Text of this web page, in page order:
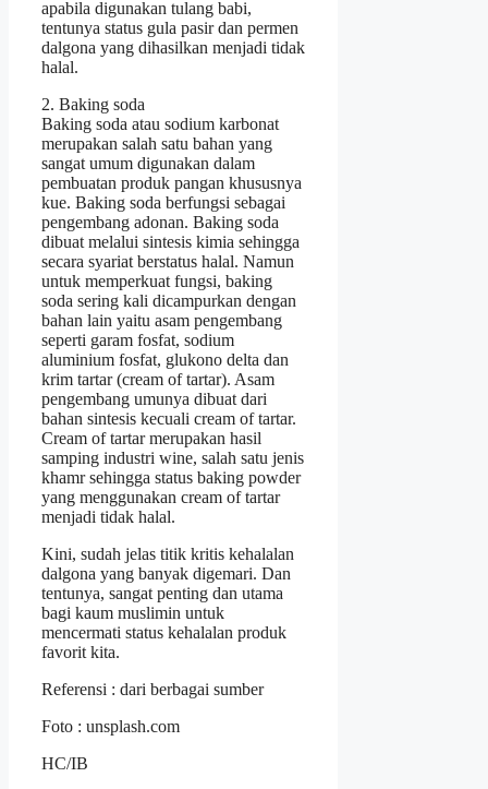
apabila digunakan tulang babi,
tentunya status gula pasir dan permen
dalgona yang dihasilkan menjadi tidak
halal.
2. Baking soda
Baking soda atau sodium karbonat
merupakan salah satu bahan yang
sangat umum digunakan dalam
pembuatan produk pangan khususnya
kue. Baking soda berfungsi sebagai
pengembang adonan. Baking soda
dibuat melalui sintesis kimia sehingga
secara syariat berstatus halal. Namun
untuk memperkuat fungsi, baking
soda sering kali dicampurkan dengan
bahan lain yaitu asam pengembang
seperti garam fosfat, sodium
aluminium fosfat, glukono delta dan
krim tartar (cream of tartar). Asam
pengembang umunya dibuat dari
bahan sintesis kecuali cream of tartar.
Cream of tartar merupakan hasil
samping industri wine, salah satu jenis
khamr sehingga status baking powder
yang menggunakan cream of tartar
menjadi tidak halal.
Kini, sudah jelas titik kritis kehalalan
dalgona yang banyak digemari. Dan
tentunya, sangat penting dan utama
bagi kaum muslimin untuk
mencermati status kehalalan produk
favorit kita.
Referensi : dari berbagai sumber
Foto : unsplash.com
HC/IB